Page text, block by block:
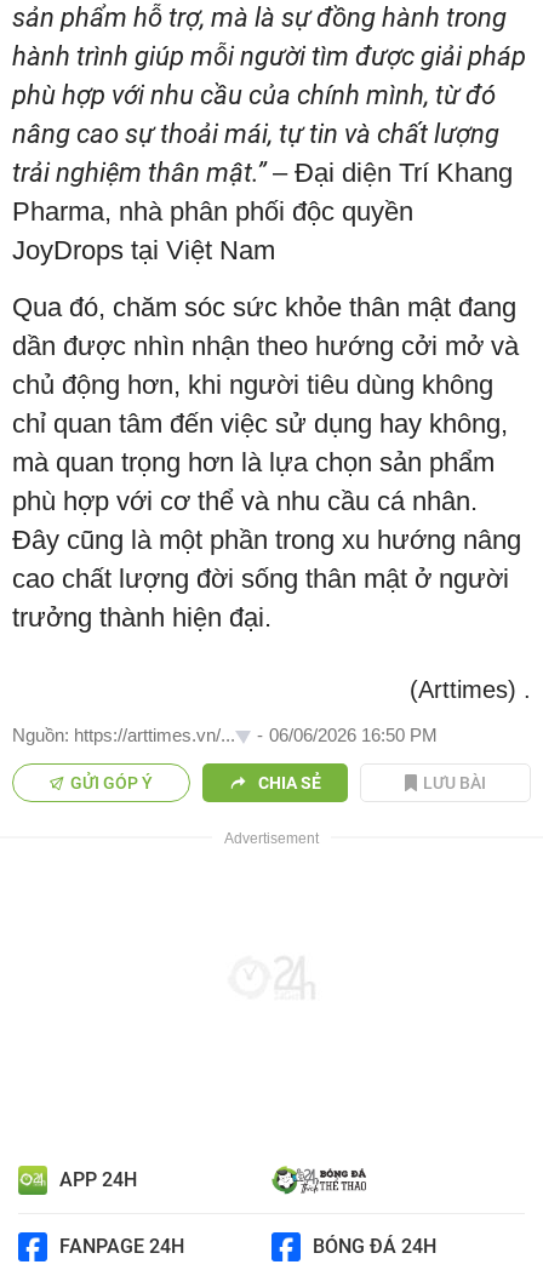
sản phẩm hỗ trợ, mà là sự đồng hành trong
hành trình giúp mỗi người tìm được giải pháp
phù hợp với nhu cầu của chính mình, từ đó
nâng cao sự thoải mái, tự tin và chất lượng
trải nghiệm thân mật.”– Đại diện Trí Khang
Pharma, nhà phân phối độc quyền
JoyDrops tại Việt Nam
Qua đó, chăm sóc sức khỏe thân mật đang
dần được nhìn nhận theo hướng cởi mở và
chủ động hơn, khi người tiêu dùng không
chỉ quan tâm đến việc sử dụng hay không,
mà quan trọng hơn là lựa chọn sản phẩm
phù hợp với cơ thể và nhu cầu cá nhân.
Đây cũng là một phần trong xu hướng nâng
cao chất lượng đời sống thân mật ở người
trưởng thành hiện đại.
(Arttimes) .
Nguồn: https://arttimes.vn/... - 06/06/2026 16:50 PM
GỬI GÓP Ý CHIA SẺ LƯU BÀI
APP 24H
FANPAGE 24H BÓNG ĐÁ 24H